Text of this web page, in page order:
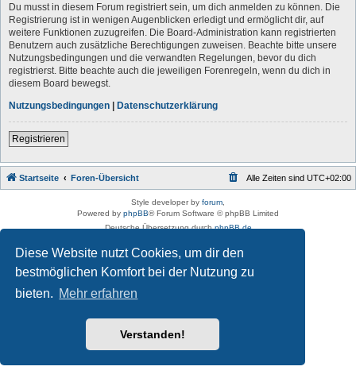
Diese Website nutzt Cookies, um dir den
bestmöglichen Komfort bei der Nutzung zu
bieten. Mehr erfahren
Verstanden!
Du musst in diesem Forum registriert sein, um dich anmelden zu können. Die
Registrierung ist in wenigen Augenblicken erledigt und ermöglicht dir, auf
weitere Funktionen zuzugreifen. Die Board-Administration kann registrierten
Benutzern auch zusätzliche Berechtigungen zuweisen. Beachte bitte unsere
Nutzungsbedingungen und die verwandten Regelungen, bevor du dich
registrierst. Bitte beachte auch die jeweiligen Forenregeln, wenn du dich in
diesem Board bewegst.
Nutzungsbedingungen | Datenschutzerklärung
Registrieren
Startseite Foren-Übersicht Alle Zeiten sind UTC+02:00
Style developer by forum
Powered by phpBB® Forum Software © phpBB Limited
Deutsche Übersetzung durchphpBB.de